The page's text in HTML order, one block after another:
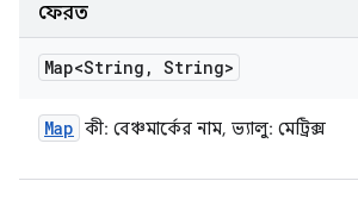
ফেরত
Map<String , String>
Map কী: বেঞ্চমার্কের নাম, ভ্যালু: মেট্রিক্স